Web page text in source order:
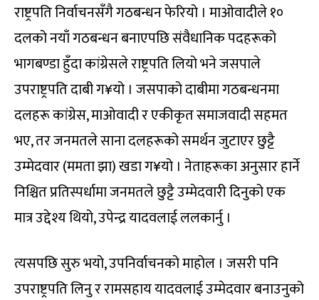
राष्ट्रपति निर्वाचनसँगै गठबन्धन फेरियो । माओवादीले १०
दलको नयाँ गठबन्धन बनाएपछि संवैधानिक पदहरूको
भागबण्डा हुँदा कांग्रेसले राष्ट्रपति लियो भने जसपाले
उपराष्ट्रपति दाबी ग¥यो । जसपाको दाबीमा गठबन्धनमा
दलहरू कांग्रेस, माओवादी र एकीकृत समाजवादी सहमत
भए, तर जनमतले साना दलहरूको समर्थन जुटाएर छुट्टै
उम्मेदवार (ममता झा) खडा ग¥यो । नेताहरूका अनुसार हार्ने
निश्चित प्रतिस्पर्धामा जनमतले छुट्टै उम्मेदवारी दिनुको एक
मात्र उद्देश्य थियो, उपेन्द्र यादवलाई ललकार्नु ।
त्यसपछि सुरु भयो, उपनिर्वाचनको माहोल । जसरी पनि
उपराष्ट्रपति लिनु र रामसहाय यादवलाई उम्मेदवार बनाउनुको